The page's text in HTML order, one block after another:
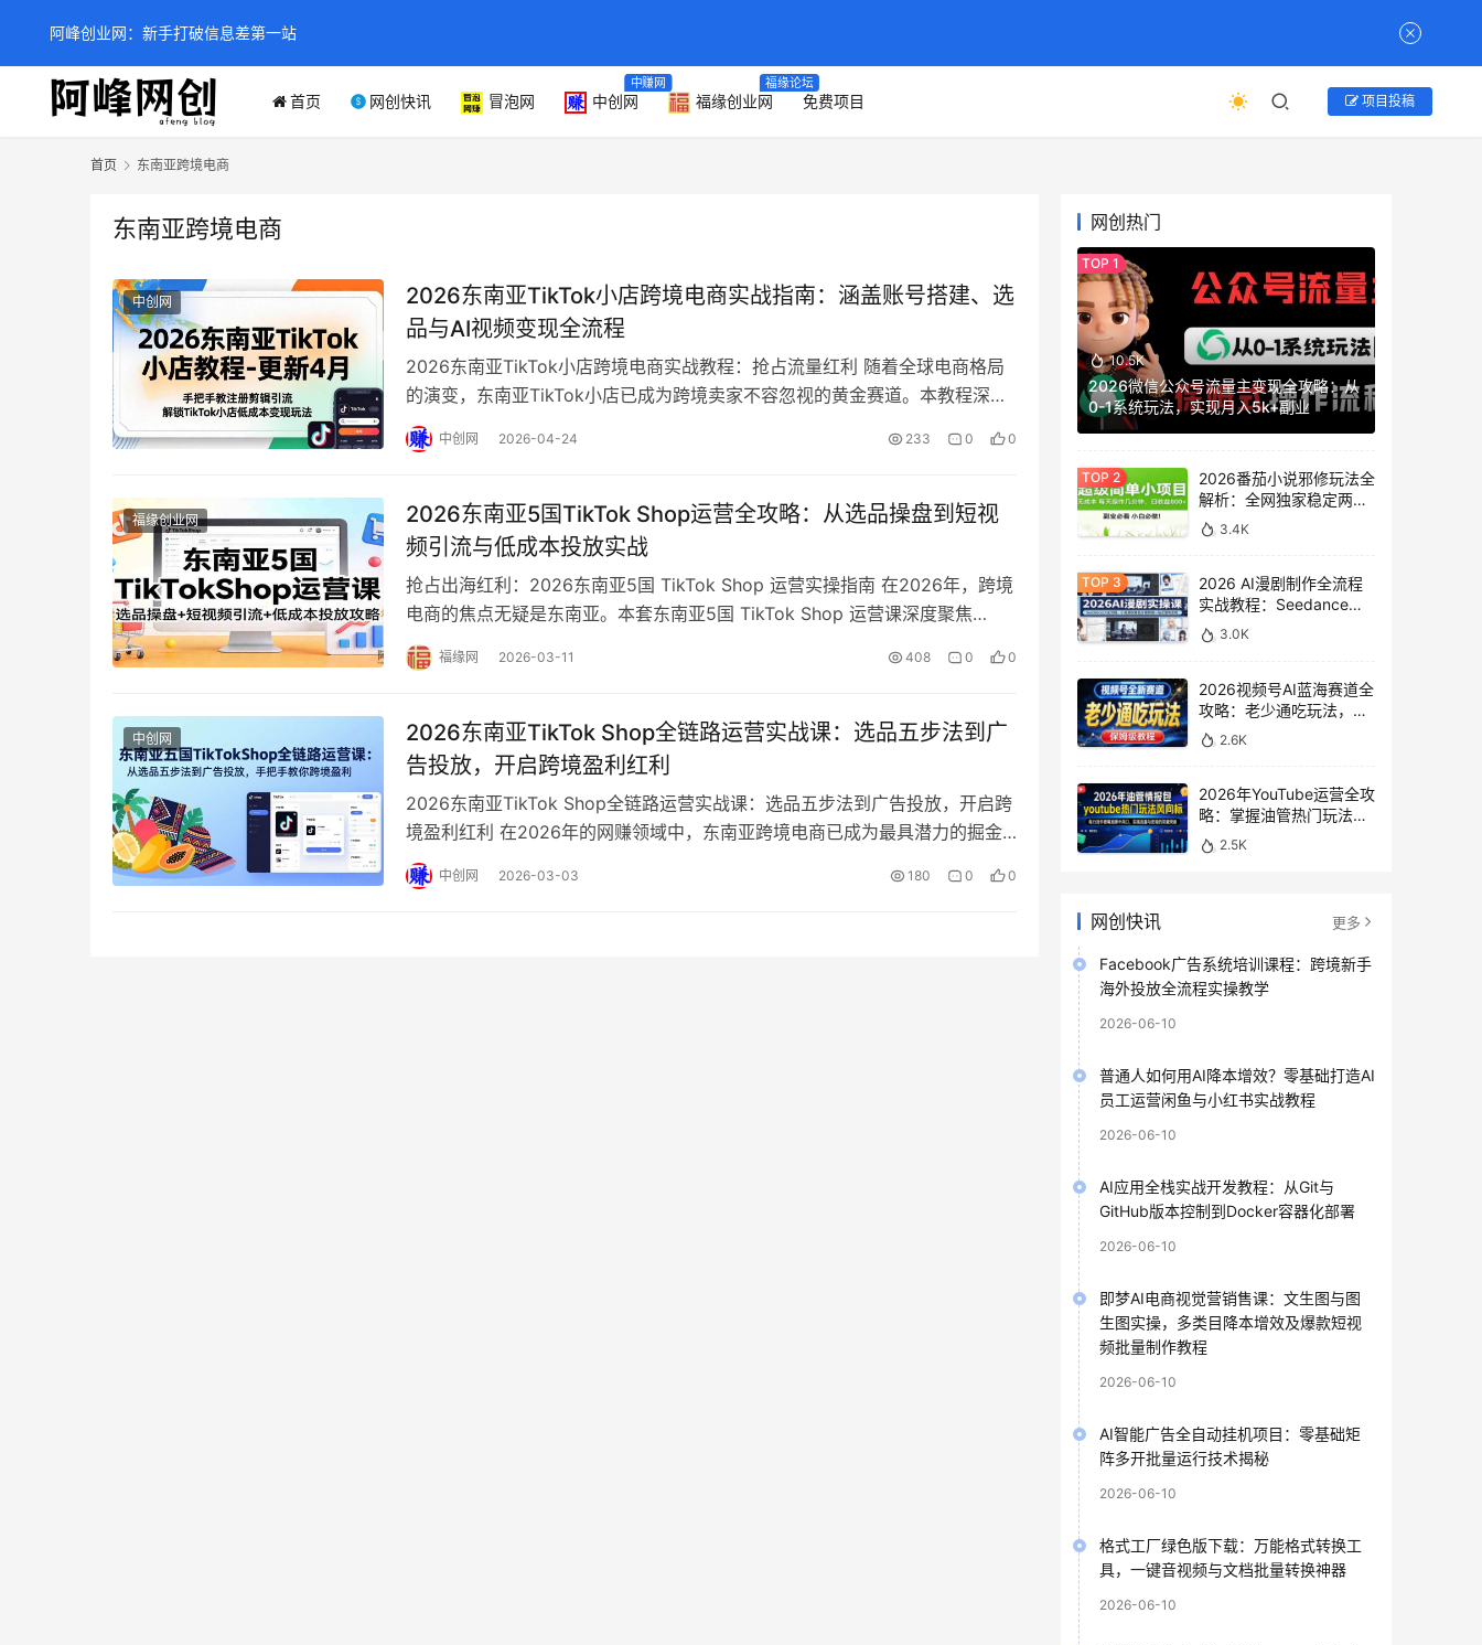
首页 网创快讯 冒泡网 中创网
中赚网
福缘创业网
福缘论坛
免费项目 项目投稿
首页 东南亚跨境电商
东南亚跨境电商
中创网
2026东南亚TikTok小店跨境电商实战指南：涵盖账号搭建、选
品与AI视频变现全流程
2026东南亚TikTok小店跨境电商实战教程：抢占流量红利 随着全球电商格局
的演变，东南亚TikTok小店已成为跨境卖家不容忽视的黄金赛道。本教程深度
更新至2026年4月，致力于…
中创网 2026-04-24 233 0 0
福缘创业网
2026东南亚5国TikTok Shop运营全攻略：从选品操盘到短视
频引流与低成本投放实战
抢占出海红利：2026东南亚5国 TikTok Shop 运营实操指南 在2026年，跨境
电商的焦点无疑是东南亚。本套东南亚5国 TikTok Shop 运营课深度聚焦
TikTo…
福缘网 2026-03-11 408 0 0
中创网
2026东南亚TikTok Shop全链路运营实战课：选品五步法到广
告投放，开启跨境盈利红利
2026东南亚TikTok Shop全链路运营实战课：选品五步法到广告投放，开启跨
境盈利红利 在2026年的网赚领域中，东南亚跨境电商已成为最具潜力的掘金
风口之一。随着流量向新兴市…
中创网 2026-03-03 180 0 0
网创热门
10.5K
2026微信公众号流量主变现全攻略：从
0-1系统玩法，实现月入5k+副业
2026番茄小说邪修玩法全
解析：全网独家稳定两年
老项目，助你日赚
500+稿费收益
3.4K
2026 AI漫剧制作全流程
实战教程：Seedance
2.0即梦视频生成与小说
授权教学
3.0K
2026视频号AI蓝海赛道全
攻略：老少通吃玩法，零
基础保姆级副业增收教程
2.6K
2026年YouTube运营全攻
略：掌握油管热门玩法风
向标，实现流量变现双重
突破
2.5K
网创快讯 更多
Facebook广告系统培训课程：跨境新手
海外投放全流程实操教学
2026-06-10
普通人如何用AI降本增效？零基础打造AI
员工运营闲鱼与小红书实战教程
2026-06-10
AI应用全栈实战开发教程：从Git与
GitHub版本控制到Docker容器化部署
2026-06-10
即梦AI电商视觉营销售课：文生图与图
生图实操，多类目降本增效及爆款短视
频批量制作教程
2026-06-10
AI智能广告全自动挂机项目：零基础矩
阵多开批量运行技术揭秘
2026-06-10
格式工厂绿色版下载：万能格式转换工
具，一键音视频与文档批量转换神器
2026-06-10
阿峰创业网：新手打破信息差第一站